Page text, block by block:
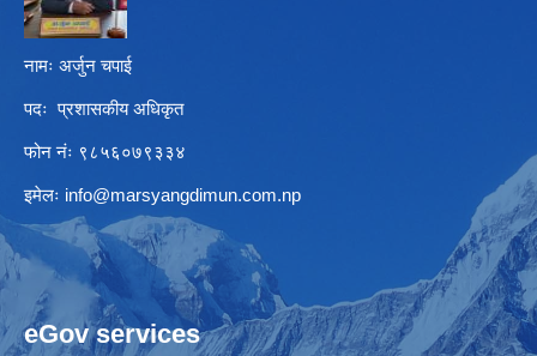
नामः अर्जुन चपाई
पदः प्रशासकीय अधिकृत
फोन नंः ९८५६०७९३३४
इमेलः info@marsyangdimun.com.np
eGov services